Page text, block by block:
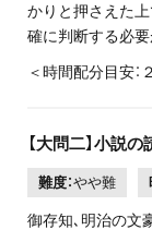
かりと押さえた
確に判断する必要
＜時間配分目安：
【大問二】小説の
難度：やや難
御存知､明治の文